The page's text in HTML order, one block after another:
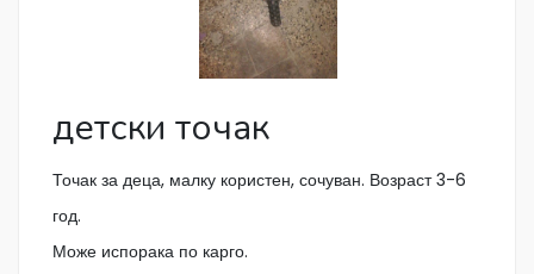
детски точак
Точак за деца, малку користен, сочуван. Возраст 3-6
год.
Може испорака по карго.